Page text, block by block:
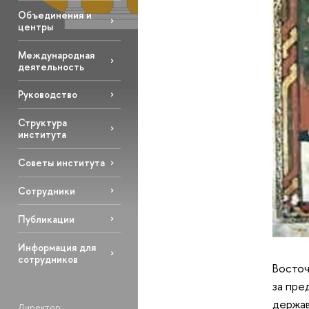
Объединения и
центры
Международная
деятельность
Руководство
Структура
института
Советы института
Сотрудники
Публикации
Информация для
сотрудников
за